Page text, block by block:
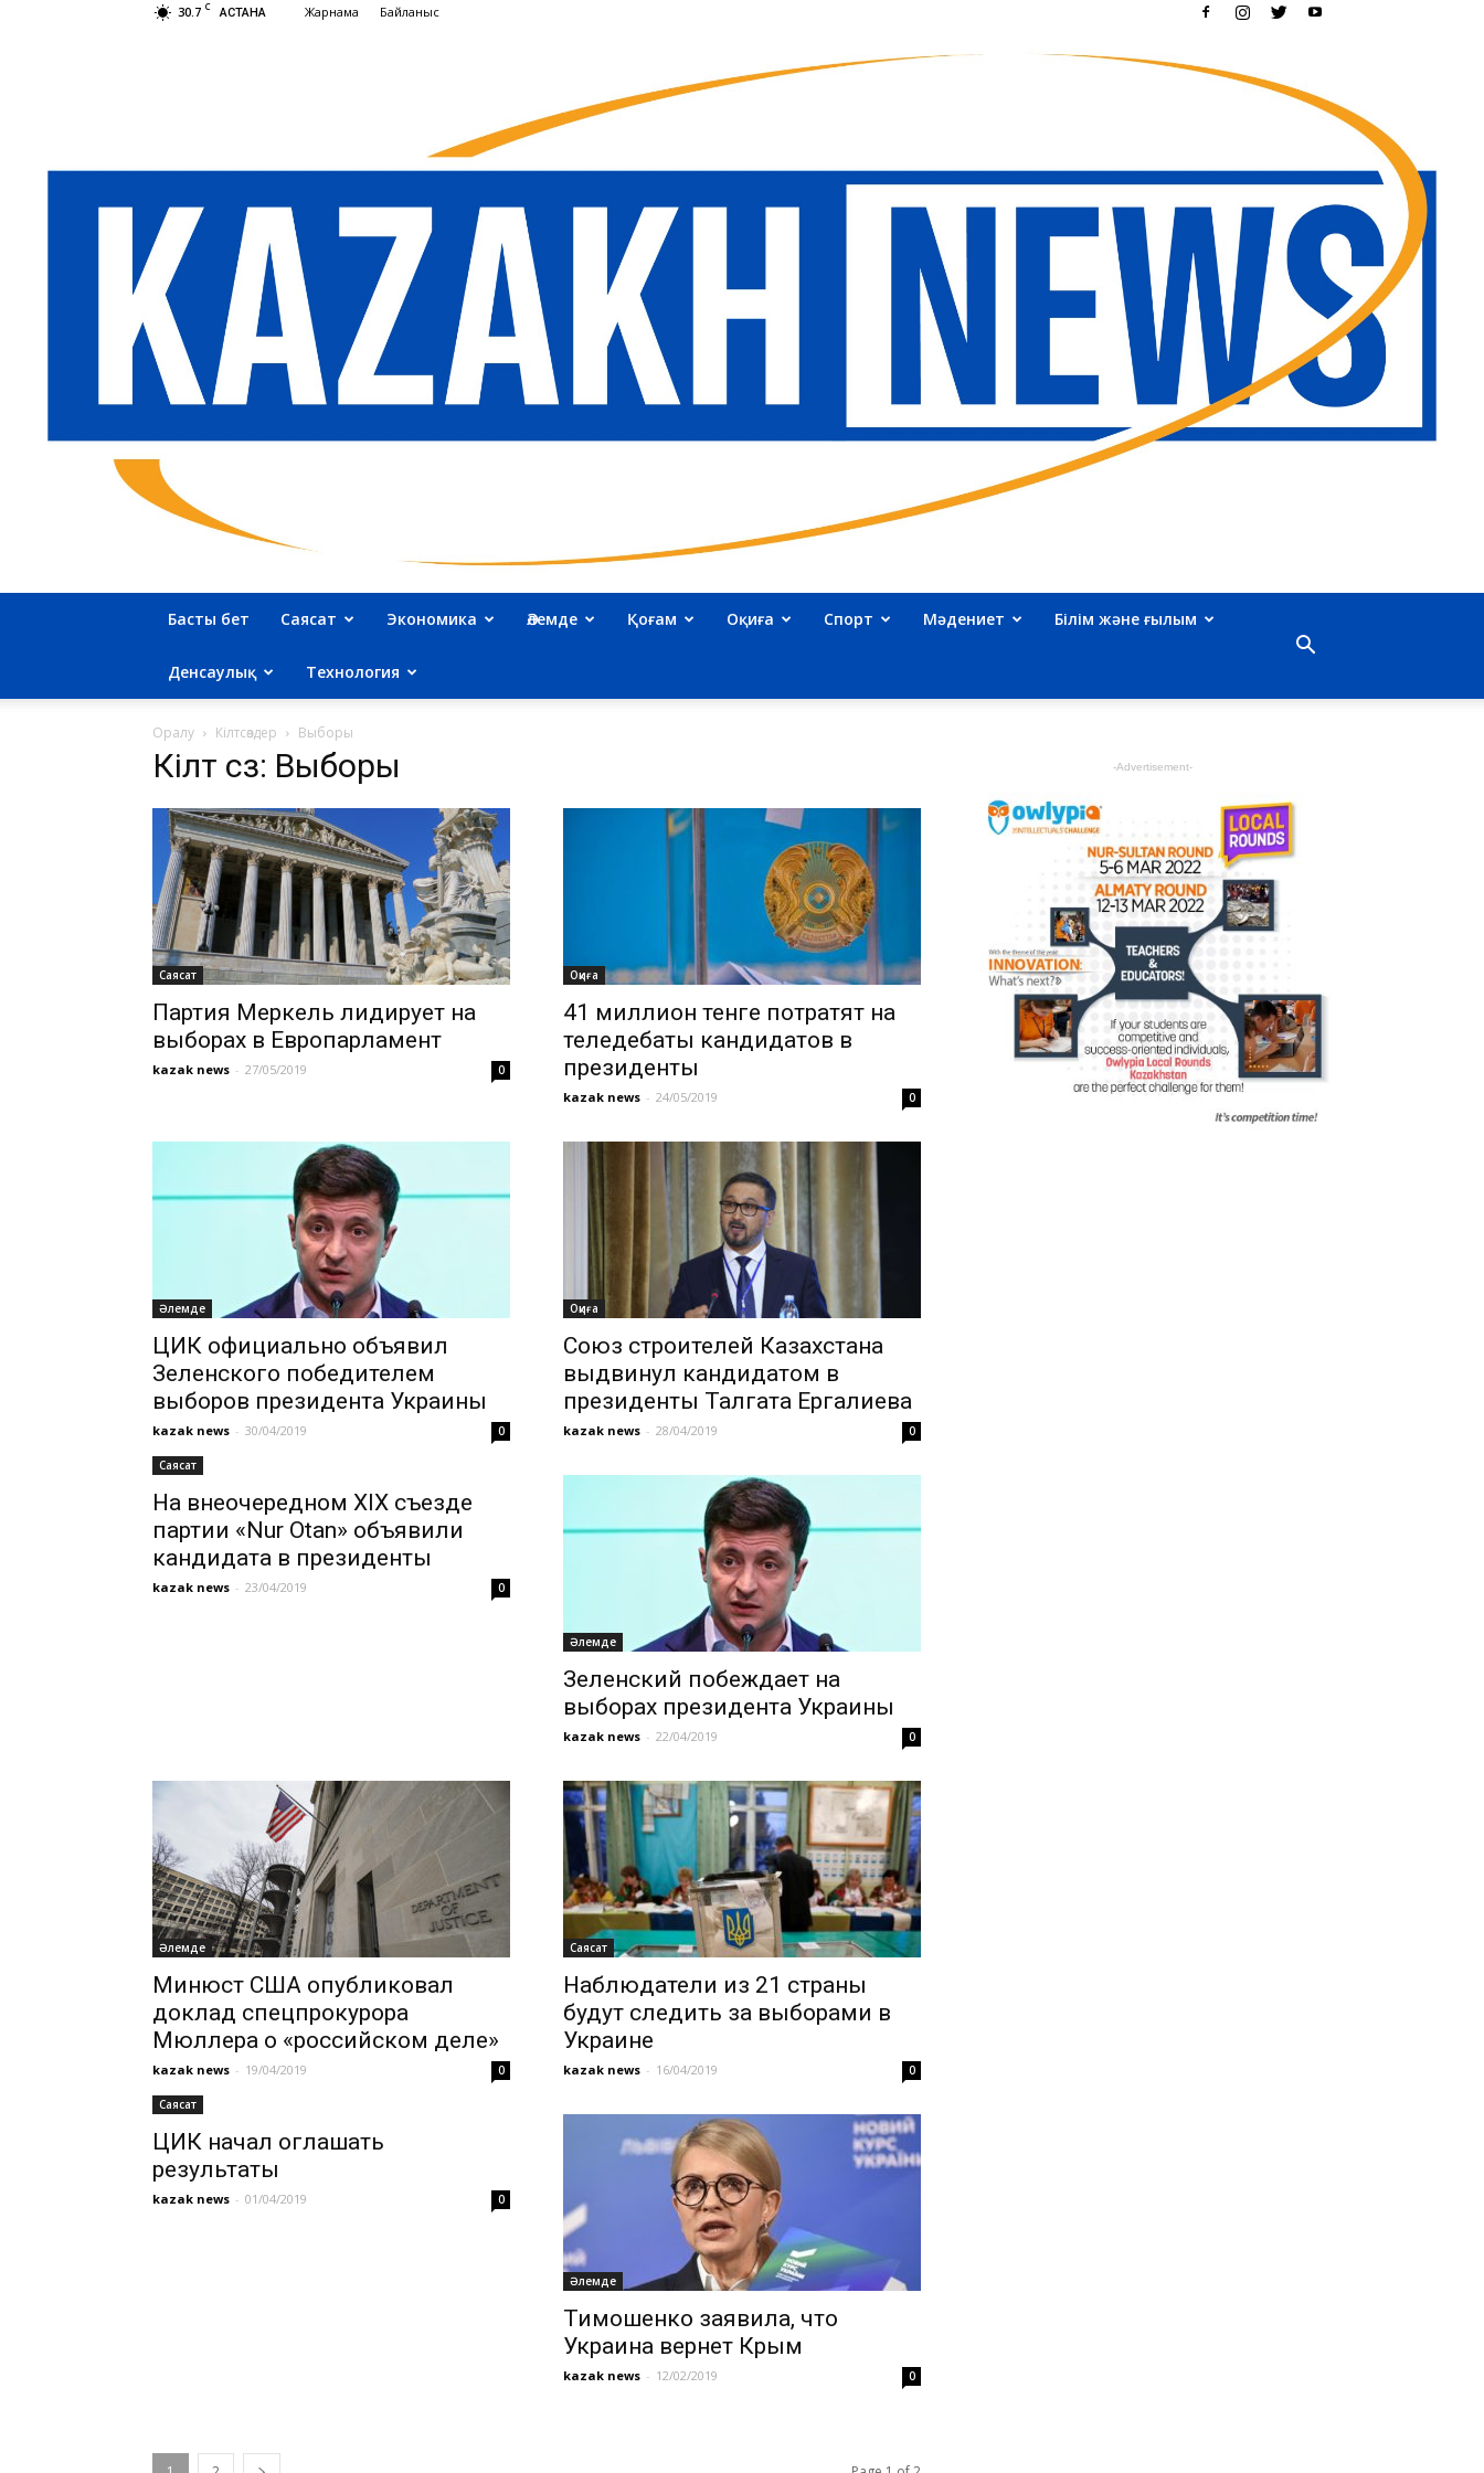
30.7 C АСТАНА Жарнама Байланыс
–
Қазақстан
әлем
жаңалықтары
Басты бет Саясат Экономика Әлемде Қоғам Оқиға Спорт Мәдениет Білім және ғылым
Денсаулық Технология
Оралу Кілтсөздер Выборы
Кілт сөз: Выборы
Саясат
Партия Меркель лидирует на
выборах в Европарламент
kazak news - 27/05/2019 0
Оқиға
41 миллион тенге потратят на
теледебаты кандидатов в
президенты
kazak news - 24/05/2019 0
Әлемде
ЦИК официально объявил
Зеленского победителем
выборов президента Украины
kazak news - 30/04/2019 0
Оқиға
Союз строителей Казахстана
выдвинул кандидатом в
президенты Талгата Ергалиева
kazak news - 28/04/2019 0
Саясат
На внеочередном XIX съезде
партии «Nur Otan» объявили
кандидата в президенты
kazak news - 23/04/2019 0
Әлемде
Зеленский побеждает на
выборах президента Украины
kazak news - 22/04/2019 0
Әлемде
Минюст США опубликовал
доклад спецпрокурора
Мюллера о «российском деле»
kazak news - 19/04/2019 0
Саясат
Наблюдатели из 21 страны
будут следить за выборами в
Украине
kazak news - 16/04/2019 0
Саясат
ЦИК начал оглашать
результаты
kazak news - 01/04/2019 0
Әлемде
Тимошенко заявила, что
Украина вернет Крым
kazak news - 12/02/2019 0
-Advertisement-